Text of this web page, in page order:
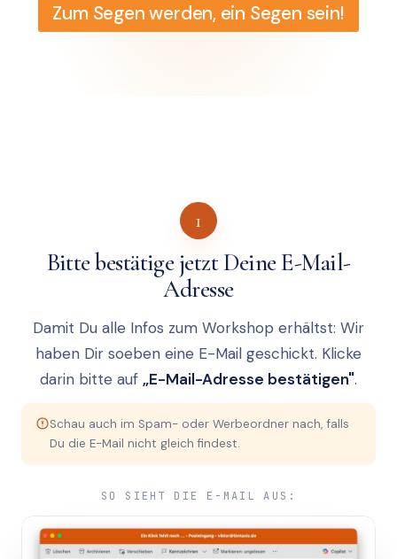
Zum Segen werden, ein Segen sein!
1
Bitte bestätige jetzt Deine E-Mail-
Adresse
Damit Du alle Infos zum Workshop erhältst: Wir
haben Dir soeben eine E-Mail geschickt. Klicke
darin bitte auf „E-Mail-Adresse bestätigen".
Schau auch im Spam- oder Werbeordner nach, falls
Du die E-Mail nicht gleich findest.
SO SIEHT DIE E-MAIL AUS: